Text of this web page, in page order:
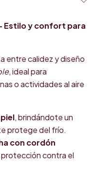
- Estilo y confort para
entre calidez y diseño
, ideal para
o actividades al aire
, brindándote un
protege del frío.
con cordón
protección contra el